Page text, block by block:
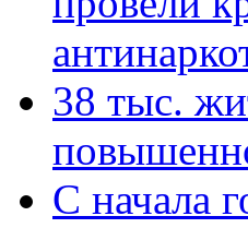
38 тыс.
С начала